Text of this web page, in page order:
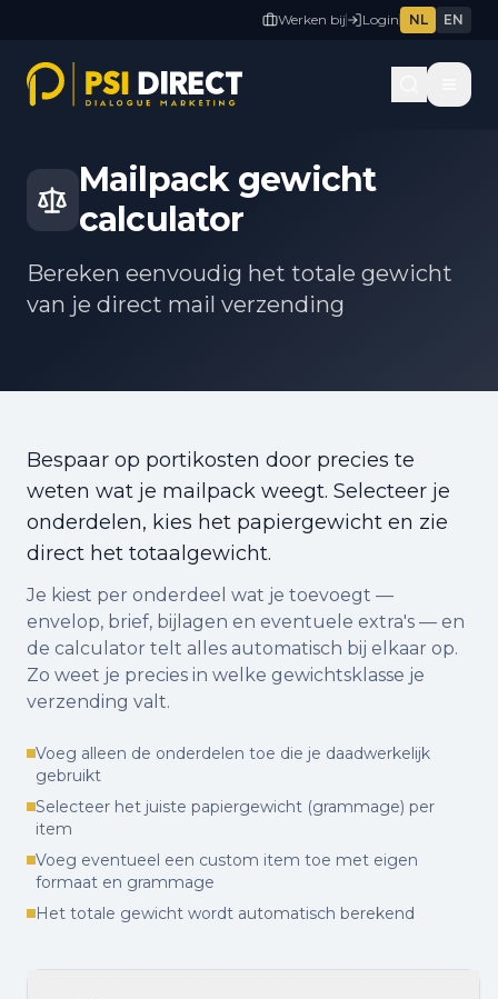
Werken bij Login NL EN
Mailpack gewicht
calculator
Bereken eenvoudig het totale gewicht
van je direct mail verzending
Bespaar op portikosten door precies te
weten wat je mailpack weegt. Selecteer je
onderdelen, kies het papiergewicht en zie
direct het totaalgewicht.
Je kiest per onderdeel wat je toevoegt —
envelop, brief, bijlagen en eventuele extra's — en
de calculator telt alles automatisch bij elkaar op.
Zo weet je precies in welke gewichtsklasse je
verzending valt.
Voeg alleen de onderdelen toe die je daadwerkelijk
gebruikt
Selecteer het juiste papiergewicht (grammage) per
item
Voeg eventueel een custom item toe met eigen
formaat en grammage
Het totale gewicht wordt automatisch berekend